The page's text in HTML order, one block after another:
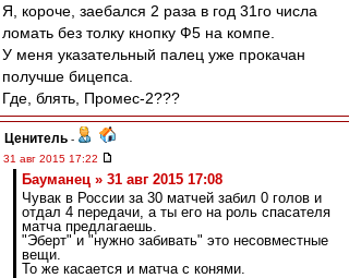
Я, короче, заебался 2 раза в год 31го числа
ломать без толку кнопку Ф5 на компе.
У меня указательный палец уже прокачан
получше бицепса.
Где, блять, Промес-2???
Ценитель -
31 авг 2015 17:22
Бауманец » 31 авг 2015 17:08
Чувак в России за 30 матчей забил 0 голов и
отдал 4 передачи, а ты его на роль спасателя
матча предлагаешь.
"Эберт" и "нужно забивать" это несовместные
вещи.
То же касается и матча с конями.